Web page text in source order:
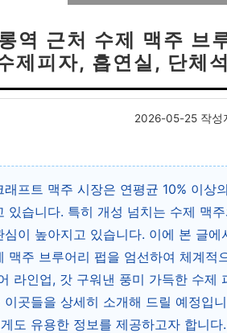
역 근처 수제 맥주 브
제피자, 흡연실, 단체
2026-05-25 작성
래프트 맥주 시장은 연평균 10% 이상
있습니다. 특히 개성 넘치는 수제 맥
심이 높아지고 있습니다. 이에 본 글
맥주 브루어리 펍을 엄선하여 체계적
라인업, 갓 구워낸 풍미 가득한 수제
이곳들을 상세히 소개해 드릴 예정입
도 유용한 정보를 제공하고자 합니다.